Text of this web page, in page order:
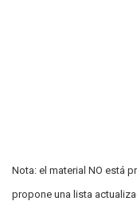
Nota: el material NO está
propone una lista